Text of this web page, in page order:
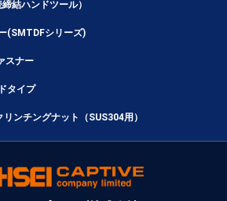
結ハンドツール）
(SMTDFシリーズ)
スナー
タイプ
ンチングナット（SUS304用）